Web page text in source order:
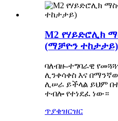
M2 የሃይድሮሊክ
(ማቻዮን ተከታታይ)
ባለብዙ-ተግባራዊ
ሊንቀሳቀስ እና
ሊሠራ ይችላል ይህም
ተብሎ የተነደፈ ነው።
ጥያቄዝርዝር